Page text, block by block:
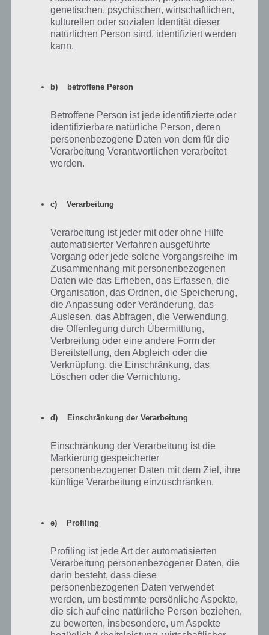
Bei einigen Kämpfe nist es so, dass ihr bei einem Sieg eure Siegel
automatisch voll auffüllt. Achtet also darauf, dass ihr vor dem Kampf
nur ein Siegel über habt, um den Kampf zu bestreiten und nicht
mehr. Wenn ihr noch welche übrighabt, kämpft in den
dass lediglich eure Kampfkraft zu schlecht ist, euer Tempo und
Verteidigung aber zum Sieg reicht. Ansonsten könnt ihr entscheiden,
ob ihr eure Booster einsetzt. Im Verlauf von Rival Knights erhältet ihr
diese auch kostenlos. Wenn ihr nicht unnötig Diamanten ausgeben
und Diamanten im Shop
Zum Start von Rival Knights habt ihr lediglich einfache Helme,
Rüstung, Pferde und Lanzen. Diese müsst ihr regelmäßig upgraden,
um auch im weiteren Verlauf des Spiels eine Chance zu haben gegen
die stärker werdenden Ritter zu bestehen. Wir empfehlen zunächst
keine Diamanten zu investieren, da die angebotetenen Gegenstände
nicht sehr gut sind.
Wir hatten uns “Weißes Jagdross” für 20 Diamanten geholt, was sich
wenig später als Fehler herausstellte. Wie in den Tipps beschrieben
ist selbst bei Kontrolle mittelmäßig kaum das volle Tempo
Beim Helm haben wir als erstes den Tartarenhelm und später den
Tipps beziehen sich auf die erste Liga (“Liga der Rose”).
Empfehlenswert ist auch die Verteidigung stetig upzugraden, damit
ihr hiermit einen sicheren Punkt zum Sieg habt.
genetischen, psychischen, wirtschaftlichen,
kulturellen oder sozialen Identität dieser
natürlichen Person sind, identifiziert werden
kann.
b) betroffene Person
Betroffene Person ist jede identifizierte oder
identifizierbare natürliche Person, deren
personenbezogene Daten von dem für die
Verarbeitung Verantwortlichen verarbeitet
werden.
c) Verarbeitung
Verarbeitung ist jeder mit oder ohne Hilfe
automatisierter Verfahren ausgeführte
Vorgang oder jede solche Vorgangsreihe im
Zusammenhang mit personenbezogenen
Daten wie das Erheben, das Erfassen, die
Organisation, das Ordnen, die Speicherung,
die Anpassung oder Veränderung, das
Auslesen, das Abfragen, die Verwendung,
die Offenlegung durch Übermittlung,
Verbreitung oder eine andere Form der
Bereitstellung, den Abgleich oder die
Verknüpfung, die Einschränkung, das
Löschen oder die Vernichtung.
d) Einschränkung der Verarbeitung
Einschränkung der Verarbeitung ist die
Markierung gespeicherter
personenbezogener Daten mit dem Ziel, ihre
künftige Verarbeitung einzuschränken.
e) Profiling
Profiling ist jede Art der automatisierten
Verarbeitung personenbezogener Daten, die
darin besteht, dass diese
personenbezogenen Daten verwendet
werden, um bestimmte persönliche Aspekte,
die sich auf eine natürliche Person beziehen,
zu bewerten, insbesondere, um Aspekte